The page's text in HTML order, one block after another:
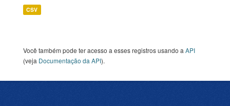
CSV
Você também pode ter acesso a esses registros usando a API
(veja Documentação da API).